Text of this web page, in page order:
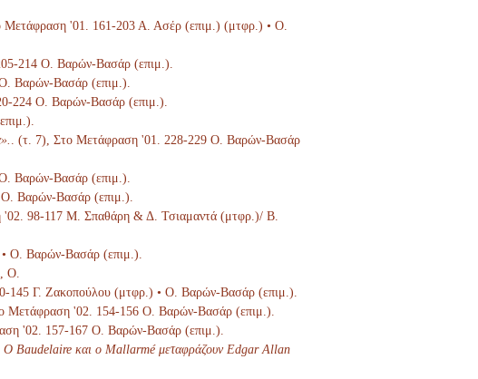
Μετάφραση '01. 161-203 Α. Ασέρ (επιμ.) (μτφρ.) • Ο.
214 Ο. Βαρών-Βασάρ (επιμ.).
Βαρών-Βασάρ (επιμ.).
224 Ο. Βαρών-Βασάρ (επιμ.).
. (τ. 7), Στο Μετάφραση '01. 228-229 Ο. Βαρών-Βασάρ
Βαρών-Βασάρ (επιμ.).
Βαρών-Βασάρ (επιμ.).
'02. 98-117 Μ. Σπαθάρη & Δ. Τσιαμαντά (μτφρ.)/ Β.
Ο. Βαρών-Βασάρ (επιμ.).
Ο.
145 Γ. Ζακοπούλου (μτφρ.) • Ο. Βαρών-Βασάρ (επιμ.).
Μετάφραση '02. 154-156 Ο. Βαρών-Βασάρ (επιμ.).
'02. 157-167 Ο. Βαρών-Βασάρ (επιμ.).
Ο Baudelaire και ο Mallarmé μεταφράζουν Edgar Allan